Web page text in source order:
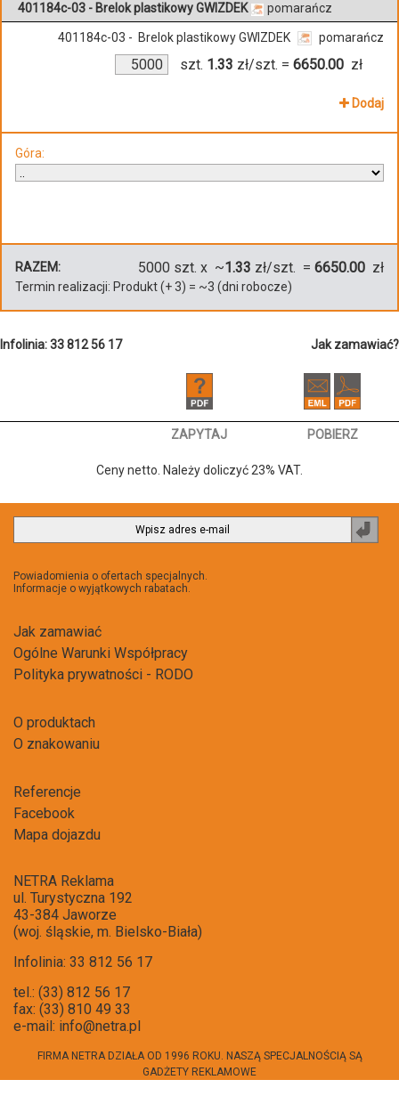
401184c-03 - Brelok plastikowy GWIZDEK
pomarańcz
401184c-03 - Brelok plastikowy GWIZDEK pomarańcz
szt. 1.33 zł/szt. = 6650.00 zł
Dodaj
Góra:
RAZEM: 5000 szt. x ~1.33 zł/szt. = 6650.00 zł
Termin realizacji: Produkt(+3) = ~3 (dni robocze)
Infolinia: 33 812 56 17 Jak zamawiać?
ZAPYTAJ POBIERZ
Ceny netto. Należy doliczyć 23% VAT.
Powiadomienia o ofertach specjalnych.
Informacje o wyjątkowych rabatach.
Jak zamawiać
Ogólne Warunki Współpracy
Polityka prywatności - RODO
O produktach
O znakowaniu
Referencje
Facebook
Mapa dojazdu
NETRA Reklama
ul. Turystyczna 192
43-384 Jaworze
(woj. śląskie, m. Bielsko-Biała)
Infolinia: 33 812 56 17
tel.: (33) 812 56 17
fax: (33) 810 49 33
e-mail: info@netra.pl
FIRMA NETRA DZIAŁA OD 1996 ROKU. NASZĄ SPECJALNOŚCIĄ SĄ
GADŻETY REKLAMOWE